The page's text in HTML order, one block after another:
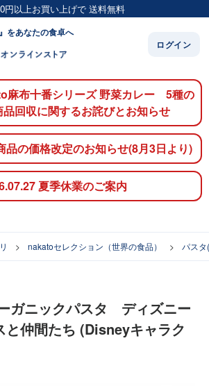
円以上お買い上げで 送料無料
をあなたの食卓へ
ログイン
麻布十番シリーズ 野菜カレー 5種の
回収に関するお詫びとお知らせ
品の価格改定のお知らせ(8月3日より)
夏季休業のご案内
nakatoセレクション（世界の食品） パス
ガニックパスタ ディズニー
と仲間たち (Disneyキャラク